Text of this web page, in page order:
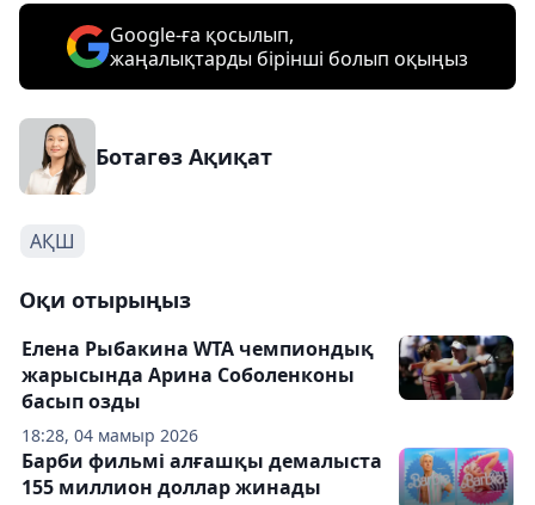
Google-ға қосылып,
жаңалықтарды бірінші болып оқыңыз
Ботагөз Ақиқат
АҚШ
Оқи отырыңыз
18:28, 04 мамыр 2026
Елена Рыбакина WTA чемпиондық
жарысында Арина Соболенконы
басып озды
Барби фильмі алғашқы демалыста
155 миллион доллар жинады